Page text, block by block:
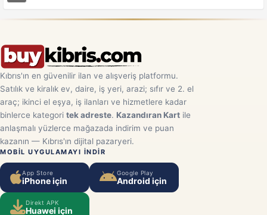
Kıbrıs'ın en güvenilir ilan ve alışveriş platformu.
Satılık ve kiralık ev, daire, iş yeri, arazi; sıfır ve 2. el
araç; ikinci el eşya, iş ilanları ve hizmetlere kadar
binlerce kategori tek adreste. Kazandıran Kart ile
anlaşmalı yüzlerce mağazada indirim ve puan
kazanın — Kıbrıs'ın dijital pazaryeri.
MOBIL UYGULAMAYI INDIR
App Store
iPhone için
Google Play
Android için
Direkt APK
Huawei için